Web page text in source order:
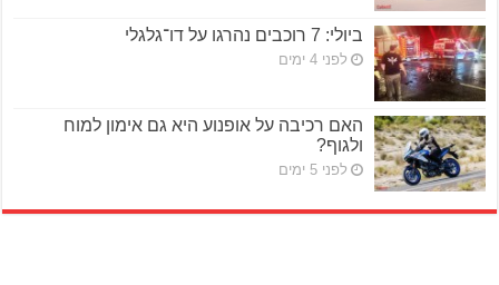
ביולי: 7 רוכבים נהרגו על דו־גלגלי
לפני 4 ימים
האם רכיבה על אופנוע היא גם אימון למוח
ולגוף?
לפני 5 ימים